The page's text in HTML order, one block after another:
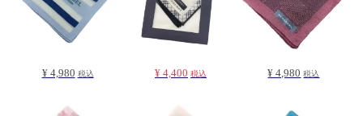
¥ 4,980 税込 ¥ 4,400 税込 ¥ 4,980 税込